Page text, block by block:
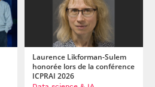
Laurence Likforman-Sulem
honorée lors de la conférence
ICPRAI 2026